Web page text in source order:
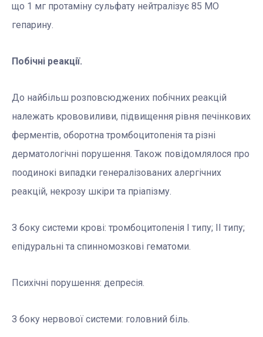
що 1 мг протаміну сульфату нейтралізує 85 МО
гепарину.
Побічні реакції.
До найбільш розповсюджених побічних реакцій
належать крововиливи, підвищення рівня печінкових
ферментів, оборотна тромбоцитопенія та різні
дерматологічні порушення. Також повідомлялося про
поодинокі випадки генералізованих алергічних
реакцій, некрозу шкіри та пріапізму.
З боку системи крові: тромбоцитопенія I типу; II типу;
епідуральні та спинномозкові гематоми.
Психічні порушення: депресія.
З боку нервової системи: головний біль.